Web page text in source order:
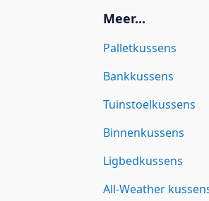
Meer...
Palletkussens
Bankkussens
Tuinstoelkussens
Binnenkussens
Ligbedkussens
All-Weather